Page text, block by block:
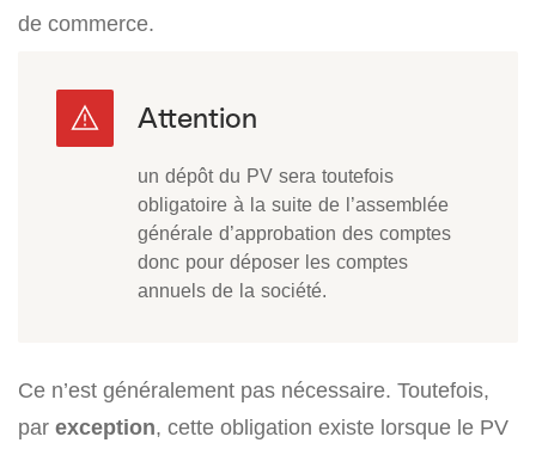
de commerce.
un dépôt du PV sera toutefois
obligatoire à la suite de l’assemblée
générale d’approbation des comptes
donc pour déposer les comptes
annuels de la société.
Ce n’est généralement pas nécessaire. Toutefois,
par exception, cette obligation existe lorsque le PV